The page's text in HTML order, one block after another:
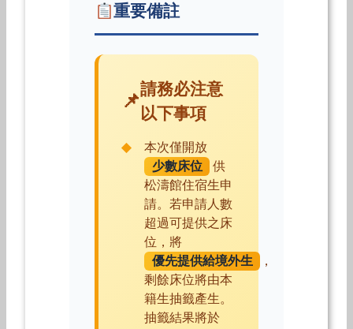
重要備註
請務必注意
以下事項
本次僅開放
少數床位
供
松濤館住宿生申
請。若申請人數
超過可提供之床
位，將
優先提供給境外生
，
剩餘床位將由本
籍生抽籤產生。
抽籤結果將於